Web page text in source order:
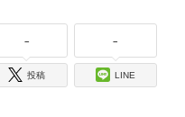
-
投稿
-
LINE